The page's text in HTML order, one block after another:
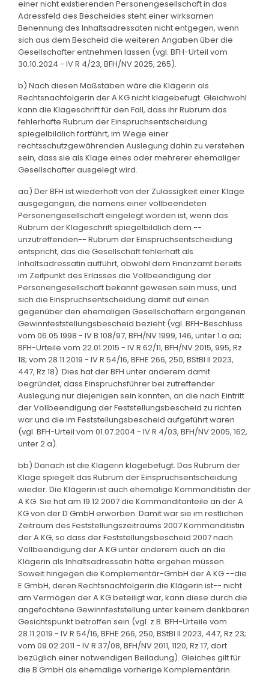
einer nicht existierenden Personengesellschaft in das
Adressfeld des Bescheides steht einer wirksamen
Benennung des Inhaltsadressaten nicht entgegen, wenn
sich aus dem Bescheid die weiteren Angaben über die
Gesellschafter entnehmen lassen (vgl. BFH-Urteil vom
30.10.2024 - IV R 4/23, BFH/NV 2025, 265).
b) Nach diesen Maßstäben wäre die Klägerin als
Rechtsnachfolgerin der A KG nicht klagebefugt. Gleichwohl
kann die Klageschrift für den Fall, dass ihr Rubrum das
fehlerhafte Rubrum der Einspruchsentscheidung
spiegelbildlich fortführt, im Wege einer
rechtsschutzgewährenden Auslegung dahin zu verstehen
sein, dass sie als Klage eines oder mehrerer ehemaliger
Gesellschafter ausgelegt wird.
aa) Der BFH ist wiederholt von der Zulässigkeit einer Klage
ausgegangen, die namens einer vollbeendeten
Personengesellschaft eingelegt worden ist, wenn das
Rubrum der Klageschrift spiegelbildlich dem --
unzutreffenden-- Rubrum der Einspruchsentscheidung
entspricht, das die Gesellschaft fehlerhaft als
Inhaltsadressatin aufführt, obwohl dem Finanzamt bereits
im Zeitpunkt des Erlasses die Vollbeendigung der
Personengesellschaft bekannt gewesen sein muss, und
sich die Einspruchsentscheidung damit auf einen
gegenüber den ehemaligen Gesellschaftern ergangenen
Gewinnfeststellungsbescheid bezieht (vgl. BFH-Beschluss
vom 06.05.1998 - IV B 108/97, BFH/NV 1999, 146, unter 1.a aa;
BFH-Urteile vom 22.01.2015 - IV R 62/11, BFH/NV 2015, 995, Rz
18; vom 28.11.2019 - IV R 54/16, BFHE 266, 250, BStBl II 2023,
447, Rz 18). Dies hat der BFH unter anderem damit
begründet, dass Einspruchsführer bei zutreffender
Auslegung nur diejenigen sein konnten, an die nach Eintritt
der Vollbeendigung der Feststellungsbescheid zu richten
war und die im Feststellungsbescheid aufgeführt waren
(vgl. BFH-Urteil vom 01.07.2004 - IV R 4/03, BFH/NV 2005, 162,
unter 2.a).
bb) Danach ist die Klägerin klagebefugt. Das Rubrum der
Klage spiegelt das Rubrum der Einspruchsentscheidung
wieder. Die Klägerin ist auch ehemalige Kommanditistin der
A KG. Sie hat am 19.12.2007 die Kommanditanteile an der A
KG von der D GmbH erworben. Damit war sie im restlichen
Zeitraum des Feststellungszeitraums 2007 Kommanditistin
der A KG, so dass der Feststellungsbescheid 2007 nach
Vollbeendigung der A KG unter anderem auch an die
Klägerin als Inhaltsadressatin hätte ergehen müssen.
Soweit hingegen die Komplementär-GmbH der A KG --die
E GmbH, deren Rechtsnachfolgerin die Klägerin ist-- nicht
am Vermögen der A KG beteiligt war, kann diese durch die
angefochtene Gewinnfeststellung unter keinem denkbaren
Gesichtspunkt betroffen sein (vgl. z.B. BFH-Urteile vom
28.11.2019 - IV R 54/16, BFHE 266, 250, BStBl II 2023, 447, Rz 23;
vom 09.02.2011 - IV R 37/08, BFH/NV 2011, 1120, Rz 17, dort
bezüglich einer notwendigen Beiladung). Gleiches gilt für
die B GmbH als ehemalige vorherige Komplementärin.